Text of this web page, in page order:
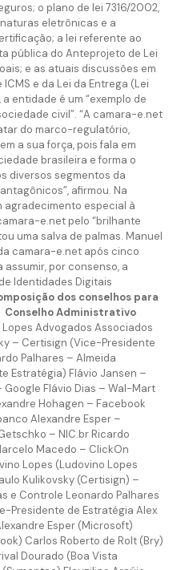
o plano de lei 7316/2002,
eletrônicas e a
a lei referente ao
pública do Anteprojeto de Lei
e as atuais discussões em
e da Lei da Entrega (Lei
entidade é um “exemplo de
civil”. “A camara-e.net
do marco-regulatório,
a sua força, pois fala em
brasileira e forma o
diversos segmentos da
afirmou. Na
agradecimento especial à
e.net pelo “brilhante
uma salva de palmas. Manuel
camara-e.net após cinco
assumir, por consenso, a
Identidades Digitais
dos conselhos para
Conselho Administrativo
Advogados Associados
– Certisign (Vice-Presidente
Palhares – Almeida
Estratégia) Flávio Jansen –
Flávio Dias – Wal-Mart
Hohagen – Facebook
Alexandre Esper –
– NIC.br Ricardo
Macedo – ClickOn
Lopes (Ludovino Lopes
Kulikovsky (Certisign) –
e Controle Leonardo Palhares
Presidente de Estratégia Alex
Esper (Microsoft)
Carlos Roberto de Rolt (Bry)
Dourado (Boa Vista